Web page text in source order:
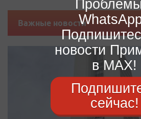
Важные новости
новости
в MAX!
сейчас!